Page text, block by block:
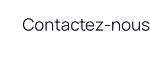
Contactez-nous